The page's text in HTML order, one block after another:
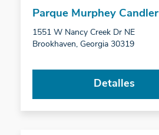
Parque Murphey Candler
1551 W Nancy Creek Dr NE
Brookhaven, Georgia 30319
Detalles